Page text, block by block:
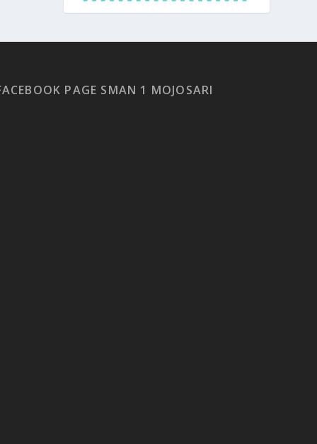
PAGE SMAN 1 MOJOSARI